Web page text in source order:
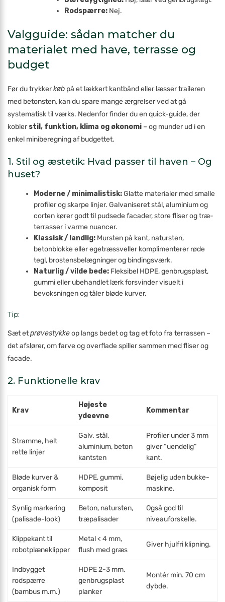
Rodspærre: Nej.
Valgguide: sådan matcher du
materialet med have, terrasse og
budget
Før du trykkerkøb på et lækkert kantbånd eller læsser traileren
med beton­sten, kan du spare mange ærgrelser ved at gå
systematisk til værks. Nedenfor finder du en quick-guide, der
koblerstil, funktion, klima og økonomi – og munder ud i en
enkel mini­beregning af budgettet.
1. Stil og æstetik: Hvad passer til haven – Og
huset?
Moderne / minimalistisk:Glatte materialer med smalle
profiler og skarpe linjer. Galvaniseret stål, aluminium og
corten kører godt til pudsede facader, store fliser og træ-
terrasser i varme nuancer.
Klassisk / landlig: Mursten på kant, natursten,
betonblokke eller egetræssveller komplimenterer røde
tegl, brostens­belægninger og bindingsværk.
Naturlig / vilde bede: Fleksibel HDPE, genbrugsplast,
gummi eller ubehandlet lærk forsvinder visuelt i
bevoksningen og tåler bløde kurver.
Tip:
Sæt etprøvestykkeop langs bedet og tag et foto fra terrassen –
det afslører, om farve og overflade spiller sammen med fliser og
facade.
2. Funktionelle krav
Krav
Højeste
ydeevne
Kommentar
Stramme, helt
rette linjer
Galv. stål,
aluminium, beton
kantsten
Profiler under 3 mm
giver “uendelig”
kant.
Bløde kurver &
organisk form
HDPE, gummi,
komposit
Bøjelig uden bukke­
maskine.
Synlig markering
(palisade-look)
Beton, natursten,
træpalisader
Også god til
niveauforskelle.
Klippekant til
robotplæneklipper
Metal < 4 mm,
flush med græs
Giver hjulfri klipning.
Indbygget
rodspærre
(bambus m.m.)
HDPE 2-3 mm,
genbrugsplast
planker
Montér min. 70 cm
dybde.